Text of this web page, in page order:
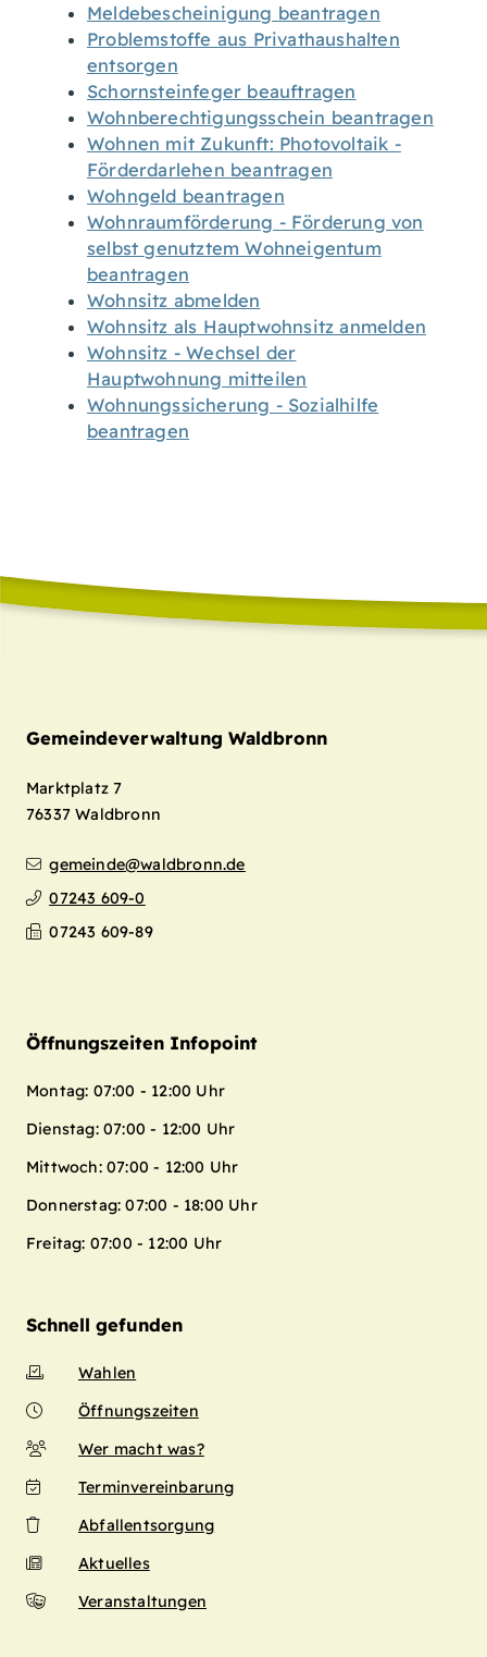
Meldebescheinigung beantragen
Problemstoffe aus Privathaushalten
entsorgen
Schornsteinfeger beauftragen
Wohnberechtigungsschein beantragen
Wohnen mit Zukunft: Photovoltaik -
Förderdarlehen beantragen
Wohngeld beantragen
Wohnraumförderung - Förderung von
selbst genutztem Wohneigentum
beantragen
Wohnsitz abmelden
Wohnsitz als Hauptwohnsitz anmelden
Wohnsitz - Wechsel der
Hauptwohnung mitteilen
Wohnungssicherung - Sozialhilfe
beantragen
Gemeindeverwaltung Waldbronn
Marktplatz 7
76337 Waldbronn
gemeinde@waldbronn.de
07243 609-0
07243 609-89
Öffnungszeiten Infopoint
Montag: 07:00 - 12:00 Uhr
Dienstag: 07:00 - 12:00 Uhr
Mittwoch: 07:00 - 12:00 Uhr
Donnerstag: 07:00 - 18:00 Uhr
Freitag: 07:00 - 12:00 Uhr
Schnell gefunden
Wahlen
Öffnungszeiten
Wer macht was?
Terminvereinbarung
Abfallentsorgung
Aktuelles
Veranstaltungen